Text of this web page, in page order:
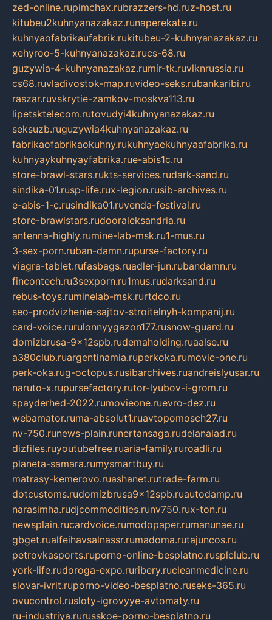
zed-online.rupimchax.rubrazzers-hd.ruz-host.ru
kitubeu2kuhnyanazakaz.runaperekate.ru
kuhnyaofabrikaufabrik.rukitubeu-2-kuhnyanazakaz.ru
xehyroo-5-kuhnyanazakaz.rucs-68.ru
guzywia-4-kuhnyanazakaz.rumir-tk.ruvlknrussia.ru
cs68.ruvladivostok-map.ruvideo-seks.rubankaribi.ru
raszar.ruvskrytie-zamkov-moskva113.ru
lipetsktelecom.rutovudyi4kuhnyanazakaz.ru
seksuzb.ruguzywia4kuhnyanazakaz.ru
fabrikaofabrikaokuhny.rukuhnyaekuhnyaafabrika.ru
kuhnyaykuhnyayfabrika.rue-abis1c.ru
store-brawl-stars.rukts-services.rudark-sand.ru
sindika-01.rusp-life.rux-legion.rusib-archives.ru
e-abis-1-c.rusindika01.ruvenda-festival.ru
store-brawlstars.rudooraleksandria.ru
antenna-highly.rumine-lab-msk.ru1-mus.ru
3-sex-porn.ruban-damn.rupurse-factory.ru
viagra-tablet.rufasbags.ruadler-jun.rubandamn.ru
fincontech.ru3sexporn.ru1mus.rudarksand.ru
rebus-toys.ruminelab-msk.rurtdco.ru
seo-prodvizhenie-sajtov-stroitelnyh-kompanij.ru
card-voice.rurulonnyygazon177.rusnow-guard.ru
domizbrusa-9x12spb.rudemaholding.ruaalse.ru
a380club.ruargentinamia.ruperkoka.rumovie-one.ru
perk-oka.rug-octopus.rusibarchives.ruandreislyusar.ru
naruto-x.rupursefactory.rutor-lyubov-i-grom.ru
spayderhed-2022.rumovieone.ruevro-dez.ru
webamator.ruma-absolut1.ruavtopomosch27.ru
nv-750.runews-plain.runertansaga.rudelanalad.ru
dizfiles.ruyoutubefree.ruaria-family.ruroadli.ru
planeta-samara.rumysmartbuy.ru
matrasy-kemerovo.ruashanet.rutrade-farm.ru
dotcustoms.rudomizbrusa9x12spb.ruautodamp.ru
narasimha.rudjcommodities.runv750.rux-ton.ru
newsplain.rucardvoice.rumodopaper.rumanunae.ru
gbget.rualfeihavsalnassr.rumadoma.rutajuncos.ru
petrovkasports.ruporno-online-besplatno.rusplclub.ru
york-life.rudoroga-expo.ruribery.rucleanmedicine.ru
slovar-ivrit.ruporno-video-besplatno.ruseks-365.ru
ovucontrol.rusloty-igrovyye-avtomaty.ru
ru-industriya.rurusskoe-porno-besplatno.ru